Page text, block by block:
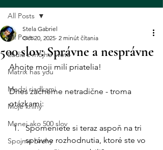
All Posts
Ľudia z môjho sveta
Matrix has you
Medzi riadkami
Moje knihy
Menej ako 500 slov
Spojme brehy
All Posts
500 slov: Správne a nesprávne
Stela Gabriel
Oct 20, 2025 2 minút čítania
Ahojte moji milí priatelia!
Dnes začneme netradične - troma
otázkami:
Spomeniete si teraz aspoň na tri
správne rozhodnutia, ktoré ste vo